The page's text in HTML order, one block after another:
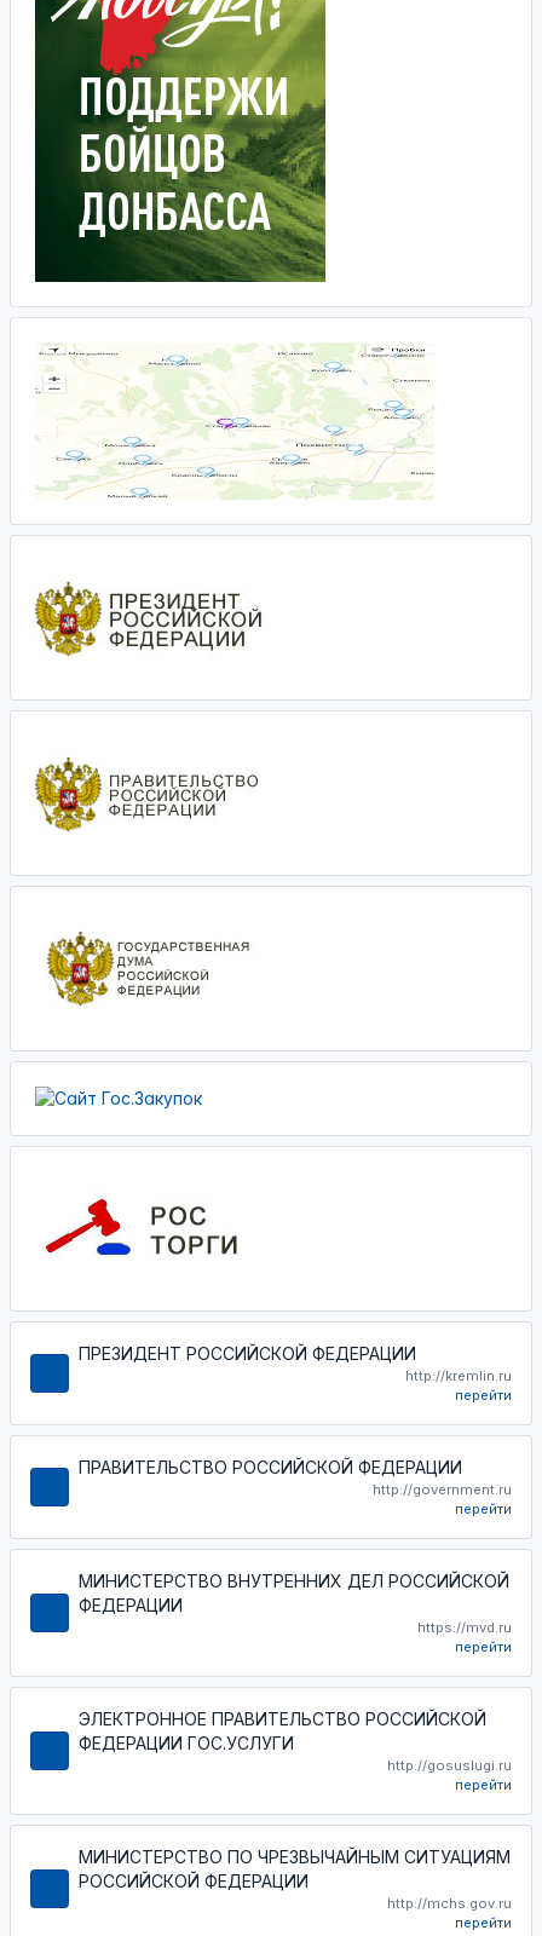
ПРЕЗИДЕНТ РОССИЙСКОЙ ФЕДЕРАЦИИ
http://kremlin.ru
перейти
ПРАВИТЕЛЬСТВО РОССИЙСКОЙ ФЕДЕРАЦИИ
http://government.ru
перейти
МИНИСТЕРСТВО ВНУТРЕННИХ ДЕЛ РОССИЙСКОЙ
ФЕДЕРАЦИИ
https://mvd.ru
перейти
ЭЛЕКТРОННОЕ ПРАВИТЕЛЬСТВО РОССИЙСКОЙ
ФЕДЕРАЦИИ ГОС.УСЛУГИ
http://gosuslugi.ru
перейти
МИНИСТЕРСТВО ПО ЧРЕЗВЫЧАЙНЫМ СИТУАЦИЯМ
РОССИЙСКОЙ ФЕДЕРАЦИИ
http://mchs.gov.ru
перейти